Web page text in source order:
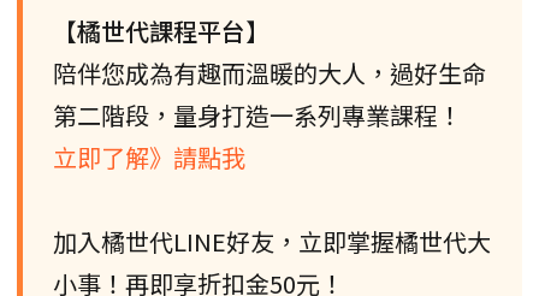
【橘世代課程平台】
陪伴您成為有趣而溫暖的大人，過好生命
第二階段，量身打造一系列專業課程！
立即了解》請點我
加入橘世代LINE好友，立即掌握橘世代大
小事！再即享折扣金50元！